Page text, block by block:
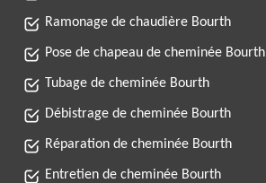
Ramonage de chaudière Bourth
Pose de chapeau de cheminée Bourth
Tubage de cheminée Bourth
Débistrage de cheminée Bourth
Réparation de cheminée Bourth
Entretien de cheminée Bourth